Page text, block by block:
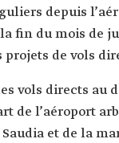
depuis
fin du mois de
de vols
vols directs au
de l’aéroport
et de la